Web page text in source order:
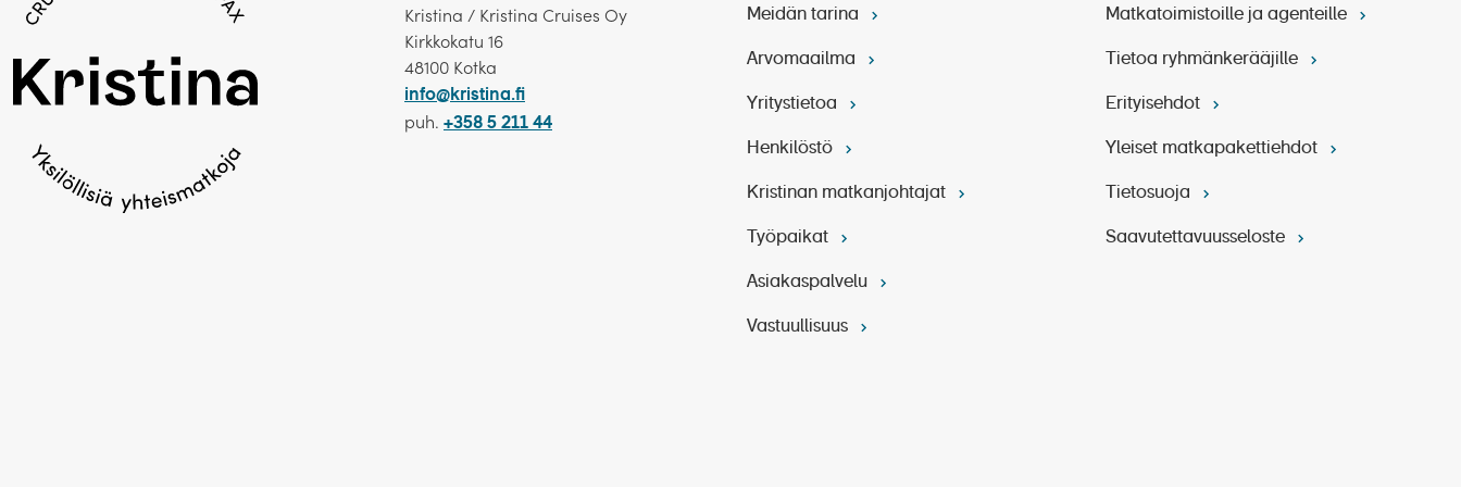
Lyhyt varustamoesittely
Kristina / Kristina Cruises Oy
Kirkkokatu 16
48100 Kotka
info@kristina.fi
puh. +358 5 211 44
Meidän tarina
Arvomaailma
Yritystietoa
Henkilöstö
Kristinan matkanjohtajat
Työpaikat
Asiakaspalvelu
Vastuullisuus
Matkatoimistoille ja agenteille
Tietoa ryhmänkerääjille
Erityisehdot
Yleiset matkapakettiehdot
Tietosuoja
Saavutettavuusseloste